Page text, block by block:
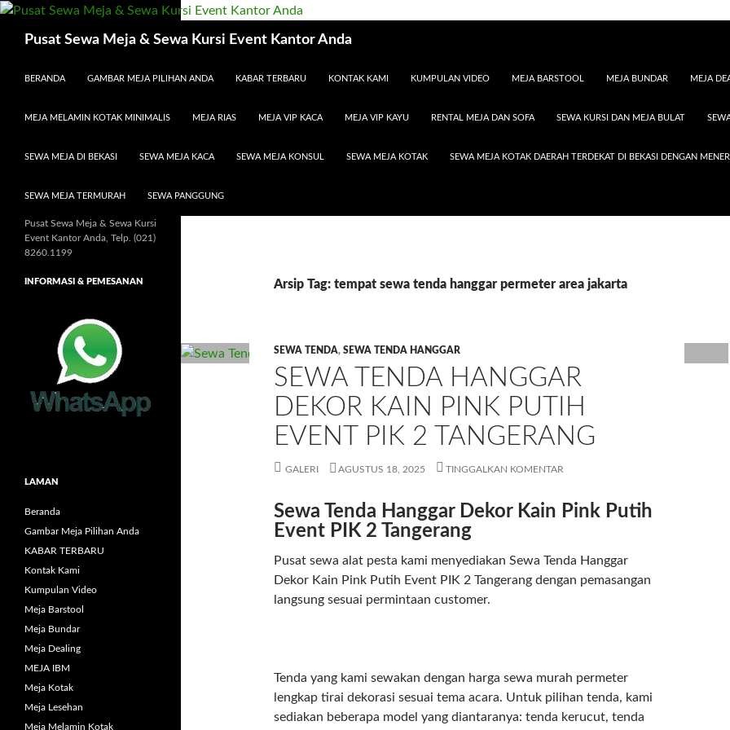
Pusat Sewa Meja & Sewa Kursi Event Kantor Anda
BERANDA
GAMBAR MEJA PILIHAN ANDA KABAR TERBARU KONTAK KAMI KUMPULAN VIDEO MEJA BARSTOOL MEJA BUNDAR MEJA
MEJA MELAMIN KOTAK MINIMALIS MEJA RIAS MEJA VIP KACA MEJA VIP KAYU RENTAL MEJA DAN SOFA SEWA KURSI DAN MEJA BULAT
SEWA MEJA DI BEKASI SEWA MEJA KACA SEWA MEJA KONSUL SEWA MEJA KOTAK SEWA MEJA KOTAK DAERAH TERDEKAT DI BEKASI DENGAN
SEWA MEJA TERMURAH SEWA PANGGUNG
Arsip Tag: tempat sewa tenda hanggar permeter area jakarta
SEWA TENDA, SEWA TENDA HANGGAR
SEWA TENDA HANGGAR
DEKOR KAIN PINK PUTIH
EVENT PIK 2 TANGERANG
GALERI AGUSTUS 18, 2025 TINGGALKAN KOMENTAR
Sewa Tenda Hanggar Dekor Kain Pink Putih
Event PIK 2 Tangerang
Pusat sewa alat pesta kami menyediakan Sewa Tenda Hanggar
Dekor Kain Pink Putih Event PIK 2 Tangerang dengan pemasangan
langsung sesuai permintaan customer.
Tenda yang kami sewakan dengan harga sewa murah permeter
lengkap tirai dekorasi sesuai tema acara. Untuk pilihan tenda, kami
sediakan beberapa model yang diantaranya: tenda kerucut, tenda
Pusat Sewa Meja & Sewa Kursi
Event Kantor Anda, Telp. (021)
8260.1199
INFORMASI & PEMESANAN
LAMAN
Beranda
Gambar Meja Pilihan Anda
KABAR TERBARU
Kontak Kami
Kumpulan Video
Meja Barstool
Meja Bundar
Meja Dealing
MEJA IBM
Meja Kotak
Meja Lesehan
Meja Melamin Kotak